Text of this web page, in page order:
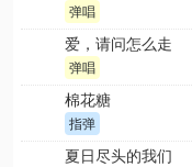
弹唱
爱，请问怎么走
弹唱
棉花糖
指弹
夏日尽头的我们